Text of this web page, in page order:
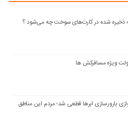
ذخیره شده در کارت‌های سوخت چه می‌شود ؟
ویژه مسافرکش‌ ها
بارورسازی ابرها قطعی شد؛ مردم این مناطق